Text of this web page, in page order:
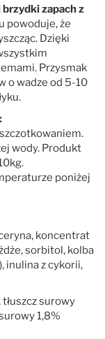
zapach z
powoduje, że
Dzięki
Przysmak
o wadze od 5-10
wody. Produkt
poniżej
koncentrat
sorbitol, kolba
inulina z cykorii,
tłuszcz surowy
1,8%